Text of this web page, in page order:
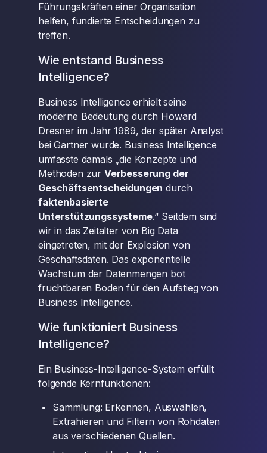
Führungskräften einer Organisation
helfen, fundierte Entscheidungen zu
treffen.
Wie entstand Business
Intelligence?
Business Intelligence erhielt seine
moderne Bedeutung durch Howard
Dresner im Jahr 1989, der später Analyst
bei Gartner wurde. Business Intelligence
umfasste damals „die Konzepte und
Methoden zur Verbesserung der
Geschäftsentscheidungen durch
faktenbasierte
Unterstützungssysteme.“ Seitdem sind
wir in das Zeitalter von Big Data
eingetreten, mit der Explosion von
Geschäftsdaten. Das exponentielle
Wachstum der Datenmengen bot
fruchtbaren Boden für den Aufstieg von
Business Intelligence.
Wie funktioniert Business
Intelligence?
Ein Business-Intelligence-System erfüllt
folgende Kernfunktionen:
Sammlung: Erkennen, Auswählen,
Extrahieren und Filtern von Rohdaten
aus verschiedenen Quellen.